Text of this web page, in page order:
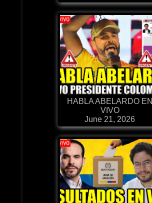
HABLA ABELARDO EN
VIVO
June 21, 2026